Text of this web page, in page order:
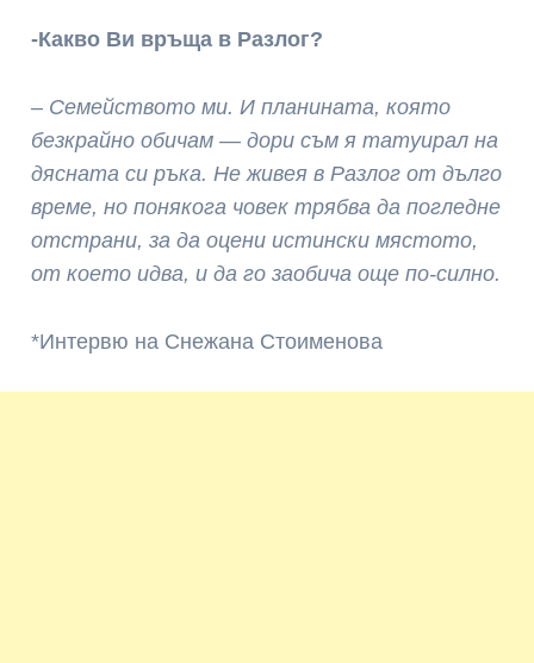
-Какво Ви връща в Разлог?
– Семейството ми. И планината, която
безкрайно обичам — дори съм я татуирал на
дясната си ръка. Не живея в Разлог от дълго
време, но понякога човек трябва да погледне
отстрани, за да оцени истински мястото,
от което идва, и да го заобича още по-силно.
*Интервю на Снежана Стоименова